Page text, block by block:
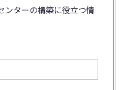
ンターの構築に役立つ情